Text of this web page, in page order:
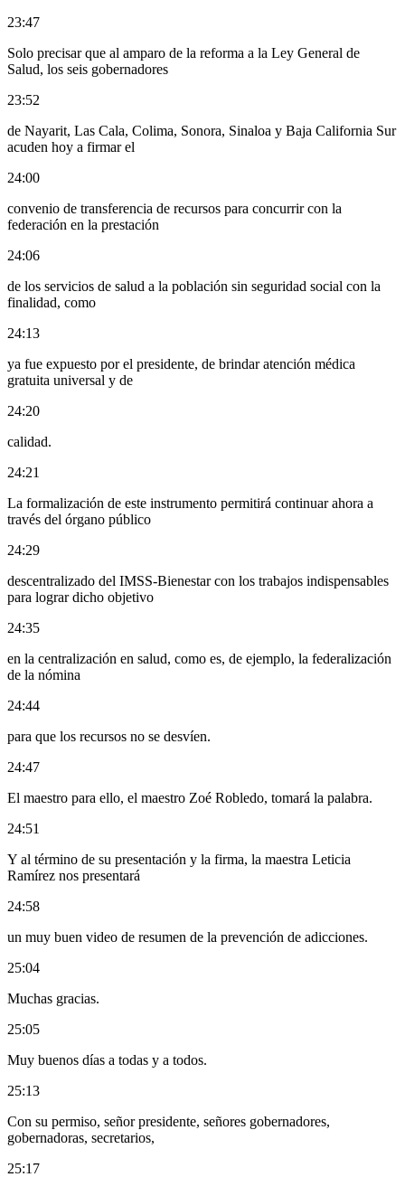
23:47
Solo precisar que al amparo de la reforma a la Ley General de
Salud, los seis gobernadores
23:52
de Nayarit, Las Cala, Colima, Sonora, Sinaloa y Baja California Sur
acuden hoy a firmar el
24:00
convenio de transferencia de recursos para concurrir con la
federación en la prestación
24:06
de los servicios de salud a la población sin seguridad social con la
finalidad, como
24:13
ya fue expuesto por el presidente, de brindar atención médica
gratuita universal y de
24:20
calidad.
24:21
La formalización de este instrumento permitirá continuar ahora a
través del órgano público
24:29
descentralizado del IMSS-Bienestar con los trabajos indispensables
para lograr dicho objetivo
24:35
en la centralización en salud, como es, de ejemplo, la federalización
de la nómina
24:44
para que los recursos no se desvíen.
24:47
El maestro para ello, el maestro Zoé Robledo, tomará la palabra.
24:51
Y al término de su presentación y la firma, la maestra Leticia
Ramírez nos presentará
24:58
un muy buen video de resumen de la prevención de adicciones.
25:04
Muchas gracias.
25:05
Muy buenos días a todas y a todos.
25:13
Con su permiso, señor presidente, señores gobernadores,
gobernadoras, secretarios,
25:17